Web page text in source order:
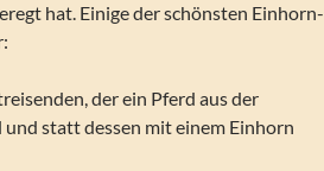
hat. Einige der schönsten Einhorn-
der ein Pferd aus der
statt dessen mit einem Einhorn